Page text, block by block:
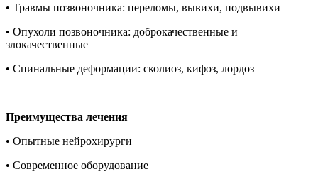
• Травмы позвоночника: переломы, вывихи, подвывихи
• Опухоли позвоночника: доброкачественные и
злокачественные
• Спинальные деформации: сколиоз, кифоз, лордоз
Преимущества лечения
• Опытные нейрохирурги
• Современное оборудование